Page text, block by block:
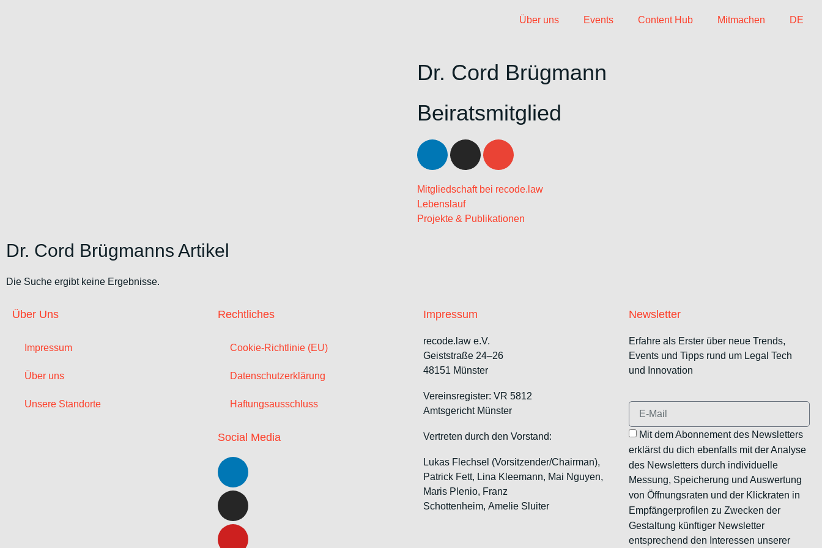
Über uns Events Content Hub Mitmachen DE
Dr. Cord Brügmann
Beiratsmitglied
Mitgliedschaft bei recode.law
Lebenslauf
Projekte & Publikationen
Dr. Cord Brügmanns Artikel
Die Suche ergibt keine Ergebnisse.
Über Uns
Impressum
Über uns
Unsere Standorte
Rechtliches
Cookie-Richtlinie (EU)
Datenschutzerklärung
Haftungsausschluss
Social Media
Impressum
recode.law e.V.
Geiststraße 24–26
48151 Münster
Vereinsregister: VR 5812
Amtsgericht Münster
Vertreten durch den Vorstand:
Lukas Flechsel (Vorsitzender/Chairman),
Patrick Fett, Lina Kleemann, Mai Nguyen,
Maris Plenio, Franz
Schottenheim, Amelie Sluiter
Newsletter
Erfahre als Erster über neue Trends,
Events und Tipps rund um Legal Tech
und Innovation
Mit dem Abonnement des Newsletters
erklärst du dich ebenfalls mit der Analyse
des Newsletters durch individuelle
Messung, Speicherung und Auswertung
von Öffnungsraten und der Klickraten in
Empfängerprofilen zu Zwecken der
Gestaltung künftiger Newsletter
entsprechend den Interessen unserer